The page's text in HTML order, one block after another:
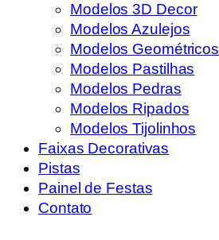
Modelos 3D Decor
Modelos Azulejos
Modelos Geométricos
Modelos Pastilhas
Modelos Pedras
Modelos Ripados
Modelos Tijolinhos
Faixas Decorativas
Pistas
Painel de Festas
Contato